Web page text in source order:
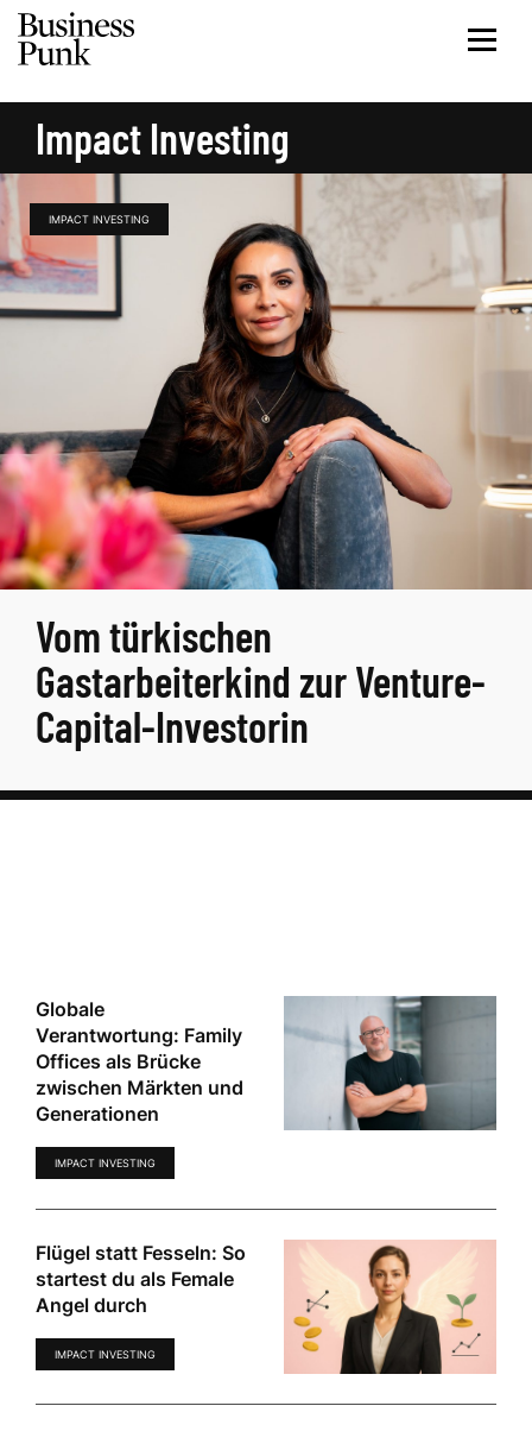
Impact Investing
IMPACT INVESTING
Vom türkischen
Gastarbeiterkind zur Venture-
Capital-Investorin
Globale
Verantwortung: Family
Offices als Brücke
zwischen Märkten und
Generationen
IMPACT INVESTING
Flügel statt Fesseln: So
startest du als Female
Angel durch
IMPACT INVESTING